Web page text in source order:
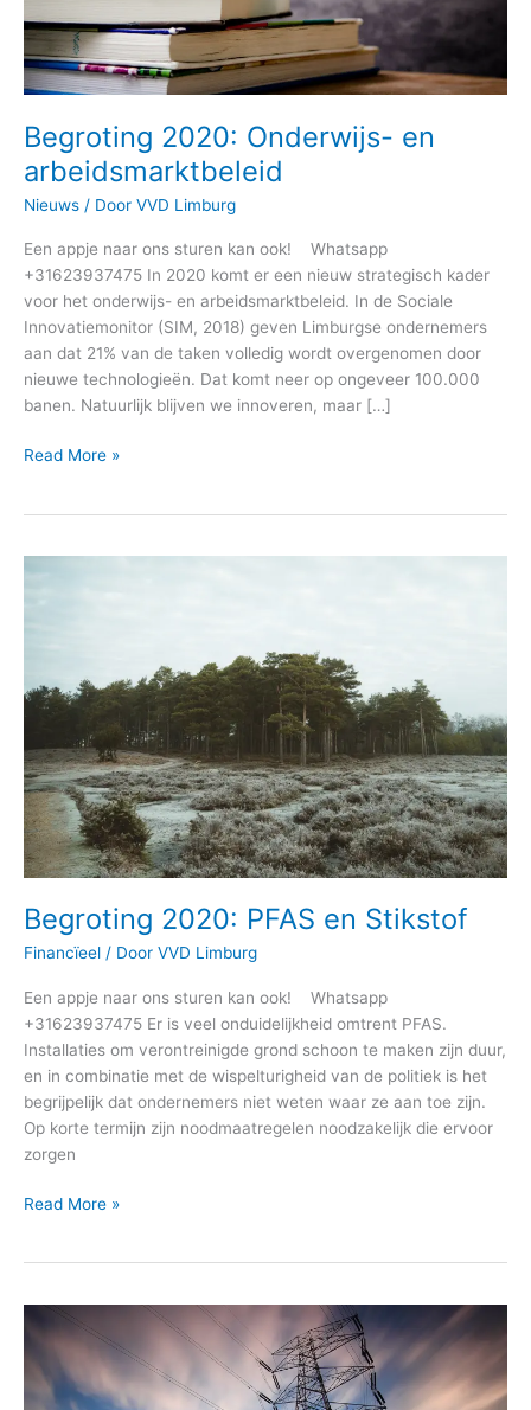
Begroting 2020: Onderwijs- en
arbeidsmarktbeleid
Nieuws / Door VVD Limburg
Een appje naar ons sturen kan ook! Whatsapp
+31623937475 In 2020 komt er een nieuw strategisch kader
voor het onderwijs- en arbeidsmarktbeleid. In de Sociale
Innovatiemonitor (SIM, 2018) geven Limburgse ondernemers
aan dat 21% van de taken volledig wordt overgenomen door
nieuwe technologieën. Dat komt neer op ongeveer 100.000
banen. Natuurlijk blijven we innoveren, maar […]
Read More »
Begroting 2020: PFAS en Stikstof
Financïeel / Door VVD Limburg
Een appje naar ons sturen kan ook! Whatsapp
+31623937475 Er is veel onduidelijkheid omtrent PFAS.
Installaties om verontreinigde grond schoon te maken zijn duur,
en in combinatie met de wispelturigheid van de politiek is het
begrijpelijk dat ondernemers niet weten waar ze aan toe zijn.
Op korte termijn zijn noodmaatregelen noodzakelijk die ervoor
zorgen
Read More »
2020:
Energie